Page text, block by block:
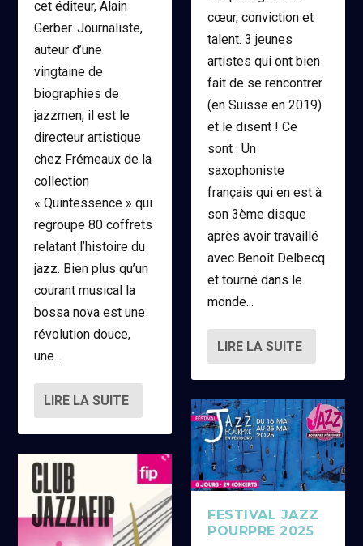
cet éditeur, Alain
Gerber. Journaliste,
auteur d’une
vingtaine de
biographies de
jazzmen, il est le
directeur artistique
chez Frémeaux de la
collection
« Quintessence » qui
regroupe 80 coffrets
relatant l’histoire du
jazz. Bien plus qu’un
courant musical la
bossa nova est une
révolution douce,
une...
LIRE LA SUITE
cœur, conviction et
talent. 3 jeunes
artistes qui ont bien
fait de se rencontrer
(en Suisse en 2019)
et le disent ! Ce
sont : Un
saxophoniste
français qui en est à
son 3ème disque
après avoir travaillé
avec Benoît Delbecq
et tourné dans le
monde...
LIRE LA SUITE
FESTIVAL JAZZ
POURPRE 2025